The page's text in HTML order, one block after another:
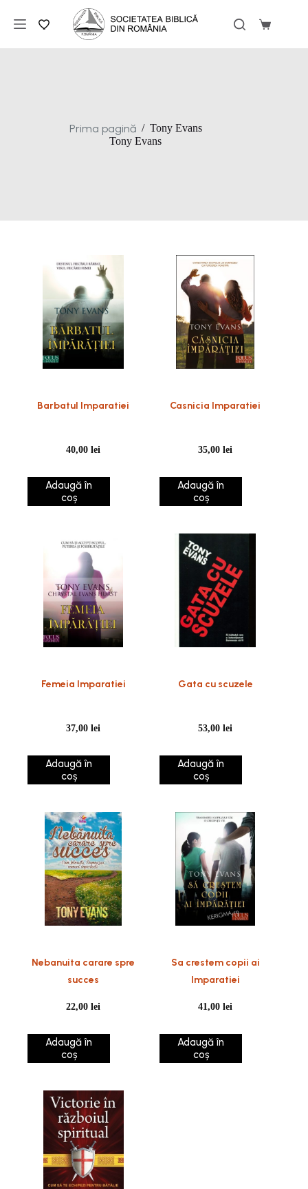
conținut
Coș
Prima pagină / Tony Evans
Tony Evans
Barbatul Imparatiei
40,00lei
Adaugă în
coș
Casnicia Imparatiei
35,00lei
Adaugă în
coș
Femeia Imparatiei
37,00lei
Adaugă în
coș
Gata cu scuzele
53,00lei
Adaugă în
coș
Nebanuita carare spre
succes
22,00lei
Adaugă în
coș
Sa crestem copii ai
Imparatiei
41,00lei
Adaugă în
coș